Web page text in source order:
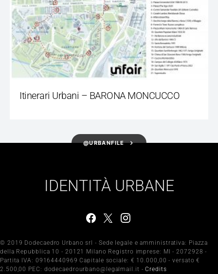
Itinerari Urbani – BARONA MONCUCCO
@URBANFILE
IDENTITÀ URBANE
© 2019 Dodecaedro Urbano srl - Sede legale e amministrativa: Piazza
della Repubblica 10 - 20121 Milano Registro imprese: MI - 2072928 -
Partita IVA: 09164440969 Capitale sociale: € 10.000,00 - versato €
2.500,00 PEC: dodecaedrourbano@legalmail.it -Credits